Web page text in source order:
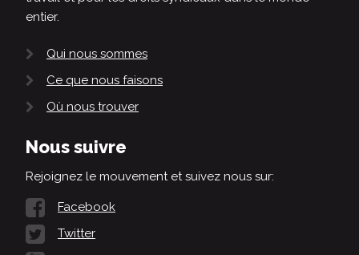
entier.
Qui nous sommes
Ce que nous faisons
Où nous trouver
Nous suivre
Rejoignez le mouvement et suivez nous sur:
Facebook
Twitter